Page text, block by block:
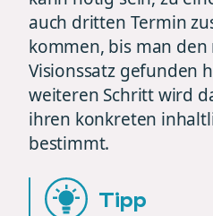
auch dritten Termin
kommen, bis man
Visionssatz gefunden
weiteren Schritt wird
ihren konkreten
bestimmt.
Tipp